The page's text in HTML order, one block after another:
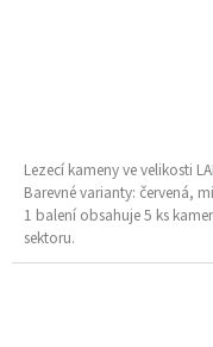
Lezecí kameny ve velikosti
Barevné varianty: červená,
1 balení obsahuje 5 ks
sektoru.